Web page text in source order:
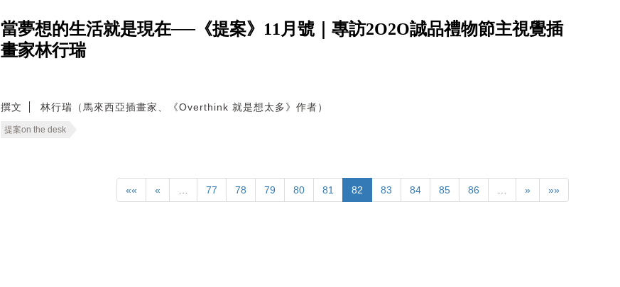
當夢想的生活就是現在──《提案》11月號｜專訪2O2O誠品禮物節主視覺插
畫家林行瑞
撰文 林行瑞（馬來西亞插畫家、《Overthink 就是想太多》作者）
提案on the desk
«« « … 77 78 79 80 81 82 83 84 85 86 … » »»